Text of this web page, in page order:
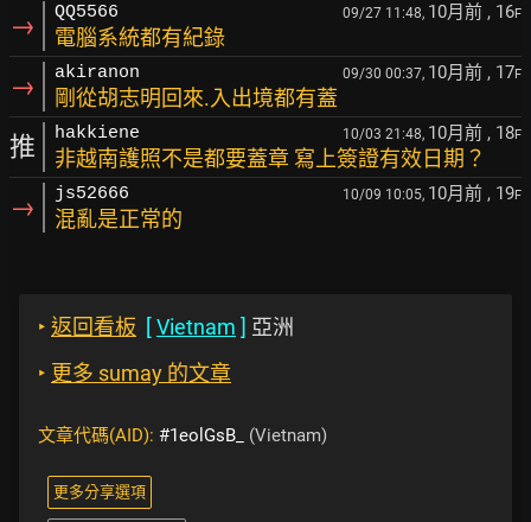
→ QQ5566 09/27 11:48, 10月前 , 16F
電腦系統都有紀錄
→ akiranon 09/30 00:37, 10月前 , 17F
剛從胡志明回來.入出境都有蓋
推 hakkiene 10/03 21:48, 10月前 , 18F
非越南護照不是都要蓋章 寫上簽證有效日期？
→ js52666 10/09 10:05, 10月前 , 19F
混亂是正常的
‣ 返回看板 [Vietnam ] 亞洲
‣ 更多 sumay 的文章
文章代碼(AID): #1eolGsB_ (Vietnam)
更多分享選項